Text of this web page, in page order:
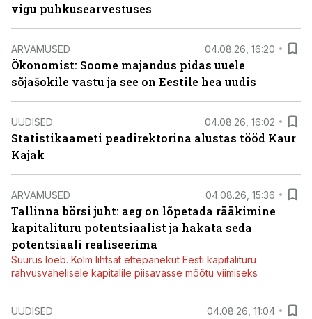
vigu puhkusearvestuses
ARVAMUSED 04.08.26, 16:20
Ökonomist: Soome majandus pidas uuele
sõjašokile vastu ja see on Eestile hea uudis
UUDISED 04.08.26, 16:02
Statistikaameti peadirektorina alustas tööd Kaur
Kajak
ARVAMUSED 04.08.26, 15:36
Tallinna börsi juht: aeg on lõpetada rääkimine
kapitalituru potentsiaalist ja hakata seda
potentsiaali realiseerima
Suurus loeb. Kolm lihtsat ettepanekut Eesti kapitalituru
rahvusvahelisele kapitalile piisavasse mõõtu viimiseks
UUDISED 04.08.26, 11:04